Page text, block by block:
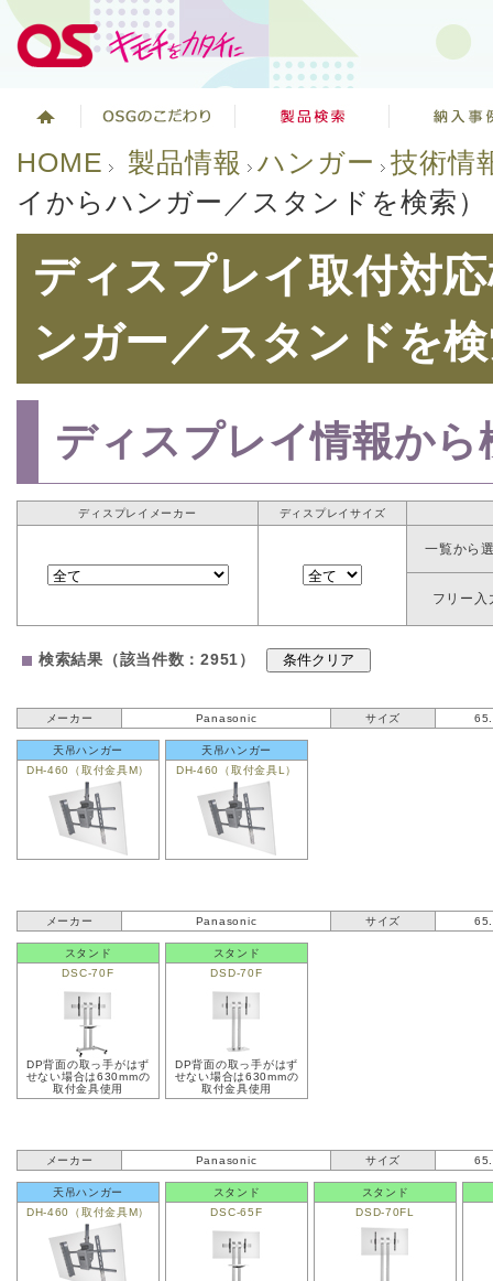
HOME 製品情報 ハンガー
技術情
イからハンガー／スタンドを検索）
ディスプレイ取付対
ンガー／スタンドを
ディスプレイ情報から
ディスプレイメーカー ディスプレイサイズ
一覧から
フリー入
検索結果（該当件数：2951）
メーカー Panasonic サイズ
天吊ハンガー
DH-460（取付金具M）
天吊ハンガー
DH-460（取付金具L）
メーカー Panasonic サイズ
スタンド
DSC-70F
DP背面の取っ手がはず
せない場合は630mmの
取付金具使用
スタンド
DSD-70F
DP背面の取っ手がはず
せない場合は630mmの
取付金具使用
メーカー Panasonic サイズ
天吊ハンガー
DH-460（取付金具M）
スタンド
DSC-65F
スタンド
DSD-70FL